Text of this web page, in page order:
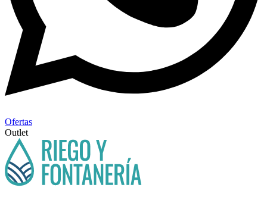
Ofertas
Outlet